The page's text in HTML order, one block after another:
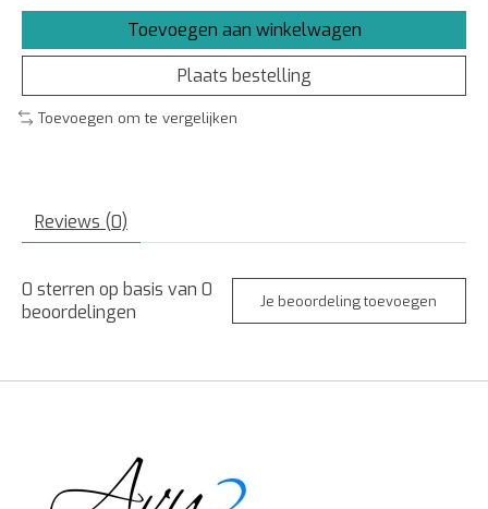
Toevoegen aan winkelwagen
Plaats bestelling
Toevoegen om te vergelijken
Reviews (0)
0 sterren op basis van 0
beoordelingen
Je beoordeling toevoegen